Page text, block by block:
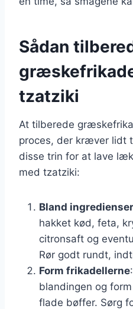
Sådan
tzatziki
At tilberede
proces, der kræver lidt
disse trin for at lave
med tzatziki:
Bland
hakket kød, feta,
citronsaft og
Rør godt rundt,
Form frikadellerne
blandingen og
flade bøffer. Sørg